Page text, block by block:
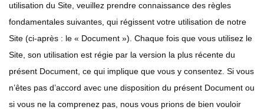
utilisation du Site, veuillez prendre connaissance des règles
fondamentales suivantes, qui régissent votre utilisation de notre
Site (ci-après : le « Document »). Chaque fois que vous utilisez le
Site, son utilisation est régie par la version la plus récente du
présent Document, ce qui implique que vous y consentez. Si vous
n’êtes pas d’accord avec une disposition du présent Document ou
si vous ne la comprenez pas, nous vous prions de bien vouloir